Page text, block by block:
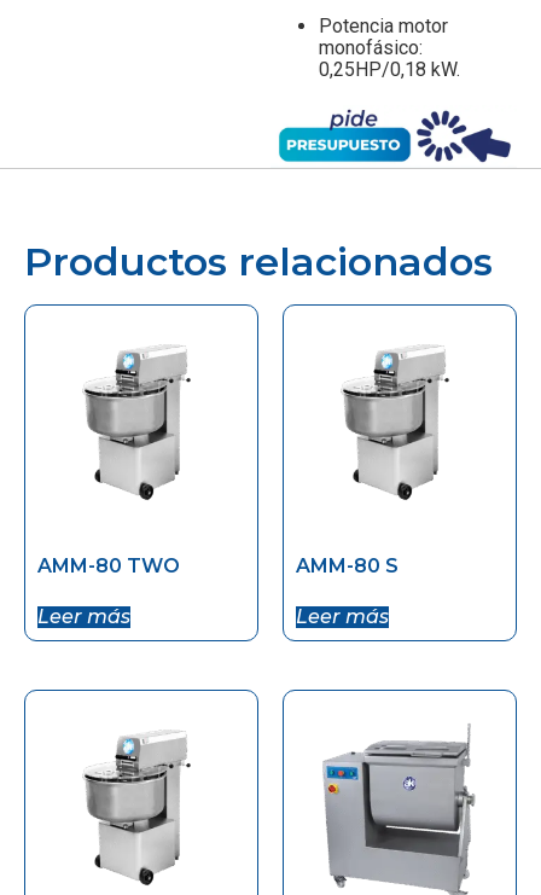
Potencia motor
monofásico:
0,25HP/0,18 kW.
Productos relacionados
AMM-80 TWO
Leer más
AMM-80 S
Leer más